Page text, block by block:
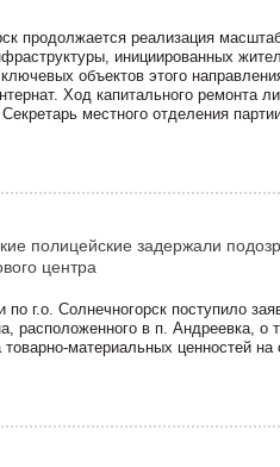
продолжается реализация
инициированных
объектов этого
Ход капитального ремонта
местного отделения
полицейские задержали
центра
г.о. Солнечногорск поступило
расположенного в п. Андреевка, о
материальных ценностей